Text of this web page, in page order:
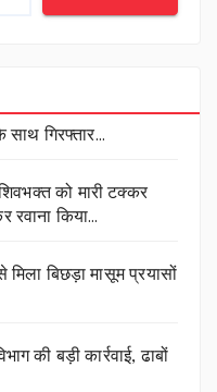
गिरफ्तार…
को मारी टक्कर
रवाना किया…
मिला बिछड़ा मासूम प्रयासों
की बड़ी कार्रवाई, ढाबों